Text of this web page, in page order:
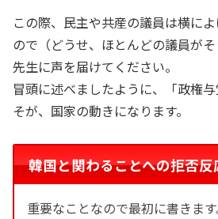
この際、民主や共産の議員は横に
ので（どうせ、ほとんどの議員が
先生に声を届けてください。
冒頭に述べましたように、「政権
そが、国家の動きになります。
韓国と関わることへの拒否反
重要なことなので最初に書きます